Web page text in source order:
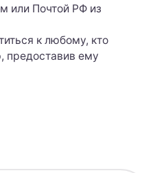
или Почтой РФ из
к любому, кто
предоставив ему